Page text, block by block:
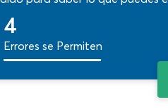
y completa el
precisos en todo
4
Errores se Permiten